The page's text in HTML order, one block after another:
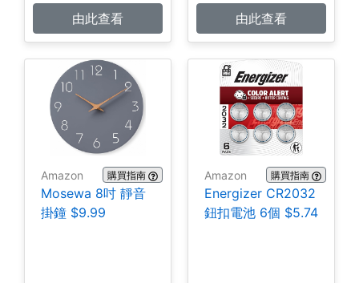
由此查看
由此查看
Amazon 購買指南
Mosewa 8吋 靜音
掛鐘 $9.99
Amazon 購買指南
Energizer CR2032
鈕扣電池 6個 $5.74